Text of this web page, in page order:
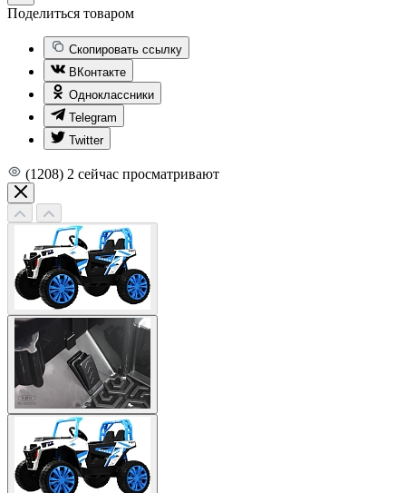
Поделиться товаром
Скопировать ссылку
ВКонтакте
Одноклассники
Telegram
Twitter
(1208) 2 сейчас просматривают